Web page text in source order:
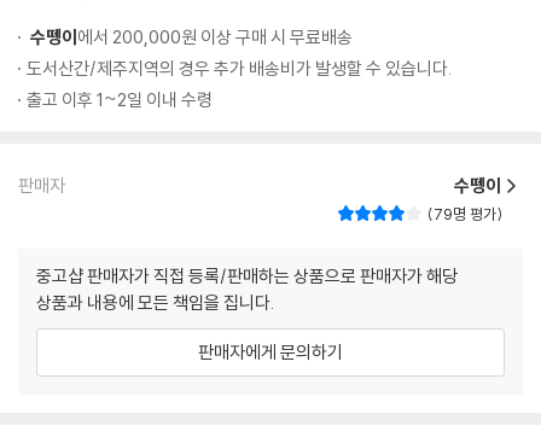
수뗑이에서 200,000원 이상 구매 시 무료배송
도서산간/제주지역의 경우 추가 배송비가 발생할 수 있습니다.
출고 이후 1~2일 이내 수령
판매자 수뗑이
79명 평가
중고샵 판매자가 직접 등록/판매하는 상품으로 판매자가 해당
상품과 내용에 모든 책임을 집니다.
판매자에게 문의하기